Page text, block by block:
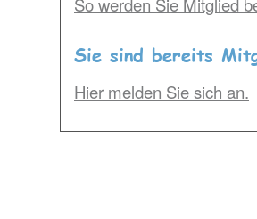
So werden Sie Mitglied
Sie sind bereits
Hier melden Sie sich an.